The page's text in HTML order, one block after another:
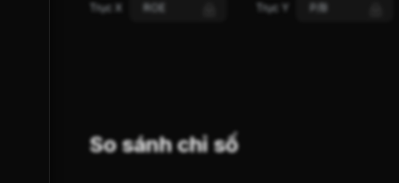
Trục X ROE Trục Y P/B
So sánh chỉ số